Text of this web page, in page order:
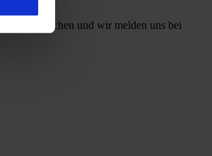
Sie wünschen und wir melden uns bei